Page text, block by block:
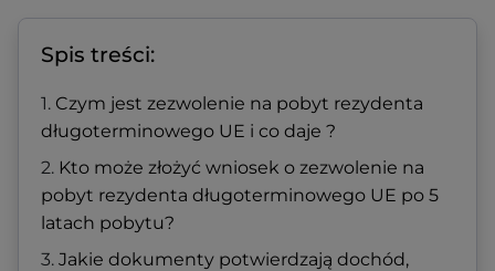
Spis treści:
Czym jest zezwolenie na pobyt rezydenta
długoterminowego UE i co daje ?
Kto może złożyć wniosek o zezwolenie na
pobyt rezydenta długoterminowego UE po 5
latach pobytu?
Jakie dokumenty potwierdzają dochód,